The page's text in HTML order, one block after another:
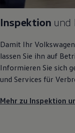
Inspektion und
Damit Ihr Volkswagen
lassen Sie ihn auf
Informieren Sie sich
und Services für
Mehr zu Inspektion